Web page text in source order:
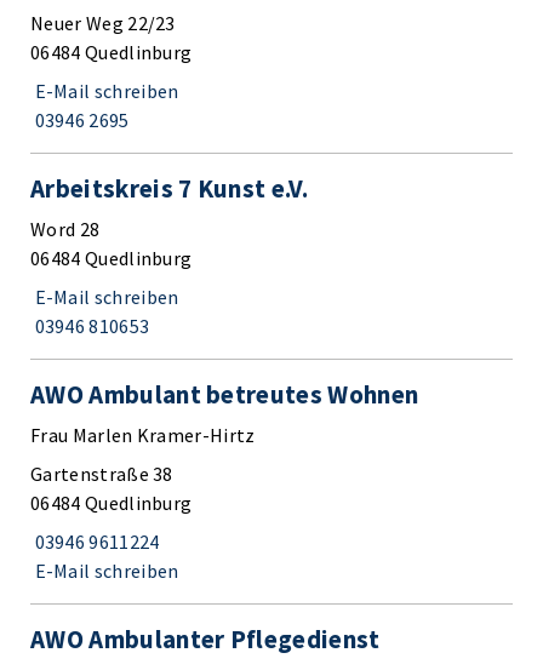
Neuer Weg 22/23
06484 Quedlinburg
E-Mail schreiben
03946 2695
Arbeitskreis 7 Kunst e.V.
Word 28
06484 Quedlinburg
E-Mail schreiben
03946 810653
AWO Ambulant betreutes Wohnen
Frau Marlen Kramer-Hirtz
Gartenstraße 38
06484 Quedlinburg
03946 9611224
E-Mail schreiben
AWO Ambulanter Pflegedienst